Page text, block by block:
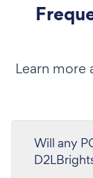
Learn more
Will any